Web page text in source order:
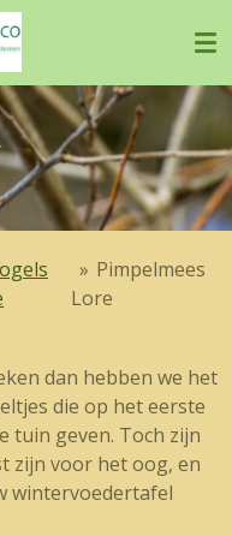
» Pimpelmees
Lore
dan hebben we het
die op het eerste
tuin geven. Toch zijn
zijn voor het oog, en
wintervoedertafel